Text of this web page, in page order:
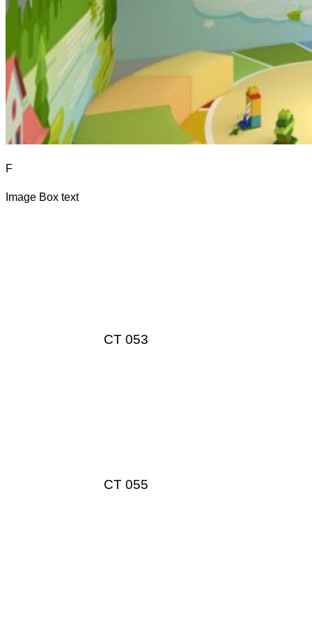
F
Image Box text
CT 053
CT 055